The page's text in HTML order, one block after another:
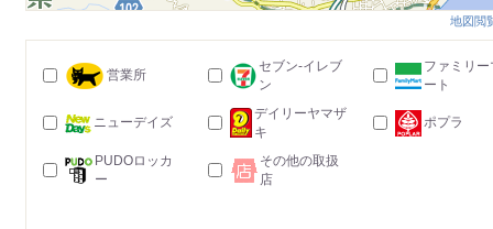
地図閲
営業所
セブン-イレブ
ン
ファミリー
ート
ニューデイズ
デイリーヤマザ
キ
ポプラ
PUDOロッカ
ー
その他の取扱
店